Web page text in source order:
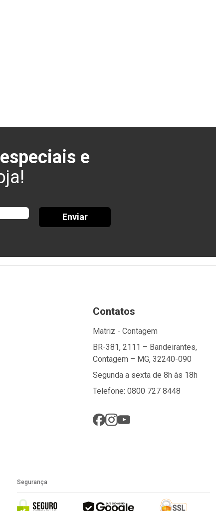
e
Enviar
Contatos
Matriz - Contagem
BR-381, 2111 – Bandeirantes,
Contagem – MG, 32240-090
Segunda a sexta de 8h às 18h
Telefone: 0800 727 8448
Segurança